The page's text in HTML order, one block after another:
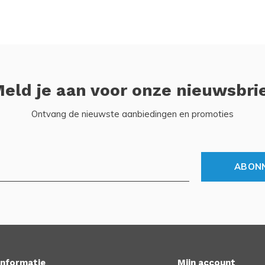
je aan voor onze
Ontvang de nieuwste aanbiedingen en promoties
Mijn account